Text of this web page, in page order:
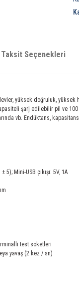
Taksit Seçenekleri
yüksek doğruluk, yüksek
şarj edilebilir pil ve
vb. Endüktans,
Mini-USB çıkışı: 5V, 1A
test soketleri
yavaş (2 kez / sn)